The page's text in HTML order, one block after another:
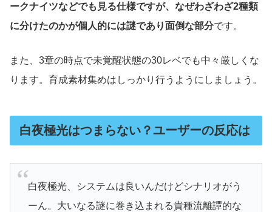
ークナイツなどでも見る仕様ですが、なぜわざわざ2種類
に分けたのかが個人的には謎であり面倒な部分です。
また、3章の時点で未覚醒状態の30レベでも中々厳しくな
ります。育成素材集めはしっかり行うようにしましょう。
白夜極光はつまらない？ユーザーの反応は
白夜極光、システムは良いんだけどシナリオがう
ーん。大いなる謎に巻き込まれる貴種流離譚的な